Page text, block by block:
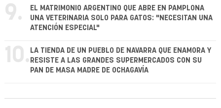
9.
EL MATRIMONIO ARGENTINO QUE ABRE EN PAMPLONA
UNA VETERINARIA SOLO PARA GATOS: "NECESITAN UNA
ATENCIÓN ESPECIAL"
10. LA TIENDA DE UN PUEBLO DE NAVARRA QUE ENAMORA Y
RESISTE A LAS GRANDES SUPERMERCADOS CON SU
PAN DE MASA MADRE DE OCHAGAVÍA